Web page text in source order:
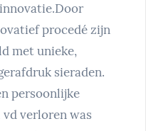
procedé zijn
met unieke,
sieraden.
persoonlijke
verloren was